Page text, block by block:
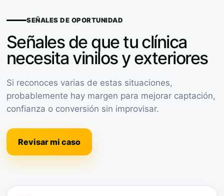
SEÑALES DE OPORTUNIDAD
Señales de que tu clínica
necesita vinilos y exteriores
Si reconoces varias de estas situaciones,
probablemente hay margen para mejorar captación,
confianza o conversión sin improvisar.
Revisar mi caso